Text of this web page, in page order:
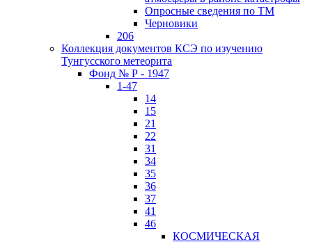
Опросные сведения по ТМ
Черновики
206
Коллекция документов КСЭ по изучению
Тунгусского метеорита
Фонд № Р - 1947
1-47
14
15
21
22
31
34
35
36
37
41
46
КОСМИЧЕСКАЯ